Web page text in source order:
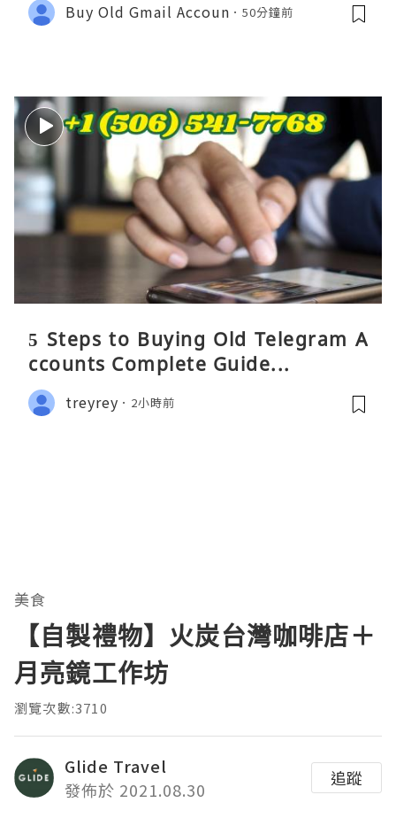
Buy Old Gmail Accoun 50分鐘前
5 Steps to Buying Old Telegram A
ccounts Complete Guide...
treyrey 2小時前
美食
【自製禮物】火炭台灣咖啡店＋
月亮鏡工作坊
瀏覽次數:3710
Glide Travel
發佈於 2021.08.30
追蹤